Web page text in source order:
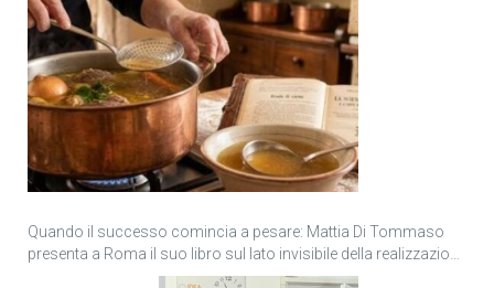
Quando il successo comincia a pesare: Mattia Di Tommaso
presenta a Roma il suo libro sul lato invisibile della realizzazione